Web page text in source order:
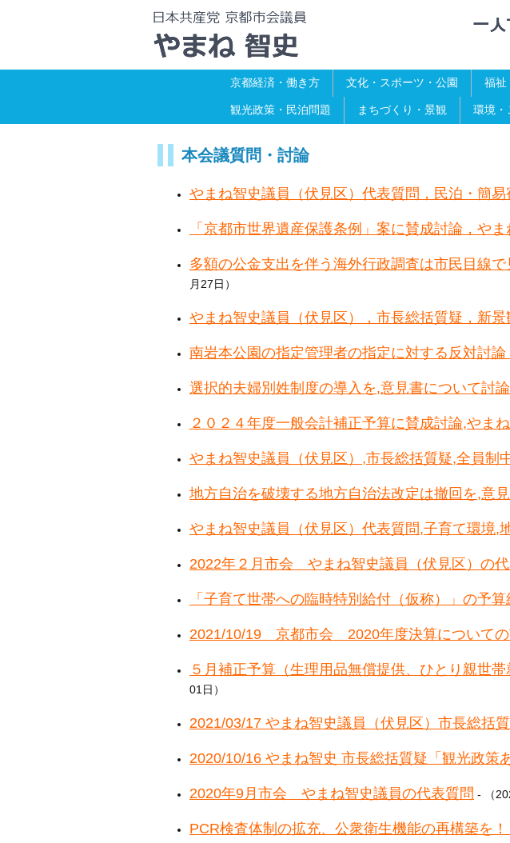
京都経済・働き方 文化・スポーツ・公園 福祉
観光政策・民泊問題 まちづくり・景観 環境・
本会議質問・討論
やまね智史議員（伏見区）代表質問，民泊・簡
「京都市世界遺産保護条例」案に賛成討論，やま
多額の公金支出を伴う海外行政調査は市民目線
月27日）
やまね智史議員（伏見区），市長総括質疑，新
南岩本公園の指定管理者の指定に対する反対討
選択的夫婦別姓制度の導入を,意見書について討
２０２４年度一般会計補正予算に賛成討論,やま
やまね智史議員（伏見区）,市長総括質疑,全員制
地方自治を破壊する地方自治法改定は撤回を,意
やまね智史議員（伏見区）代表質問,子育て環境,
2022年２月市会 やまね智史議員（伏見区）の
「子育て世帯への臨時特別給付（仮称）」の予
2021/10/19 京都市会 2020年度決算について
５月補正予算（生理用品無償提供、ひとり親世
01日）
2021/03/17 やまね智史議員（伏見区）市長総括
2020/10/16 やまね智史 市長総括質疑「観光政策
2020年9月市会 やまね智史議員の代表質問 - （
PCR検査体制の拡充、公衆衛生機能の再構築を